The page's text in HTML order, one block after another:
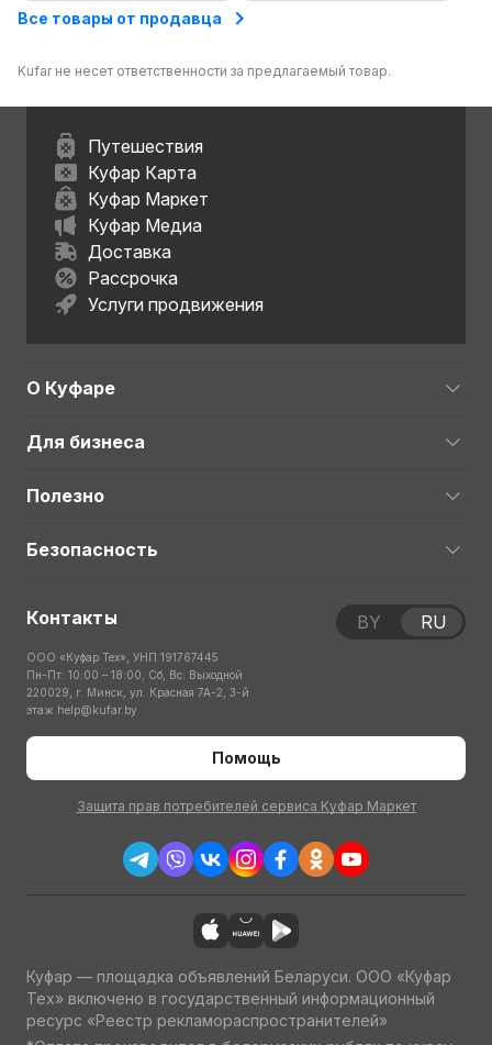
Все товары от продавца
Kufar не несет ответственности за предлагаемый товар.
Путешествия
Куфар Карта
Куфар Маркет
Куфар Медиа
Доставка
Рассрочка
Услуги продвижения
О Куфаре
Для бизнеса
Полезно
Безопасность
Контакты
ООО «Куфар Тех», УНП 191767445
Пн-Пт: 10:00 – 18:00; Сб, Вс: Выходной
220029, г. Минск, ул. Красная 7А-2, 3-й
этаж help@kufar.by
Помощь
Защита прав потребителей сервиса Куфар Маркет
BY RU
Куфар — площадка объявлений Беларуси. ООО «Куфар
Тех» включено в государственный информационный
ресурс «Реестр рекламораспространителей»